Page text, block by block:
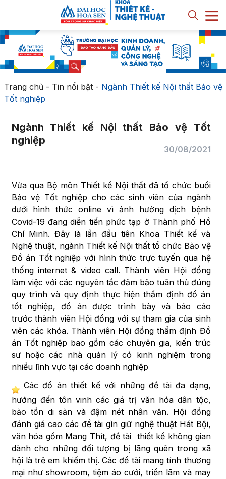
Trang chủ- Tin nổi bật- Ngành Thiết kế Nội thất Bảo vệ
Tốt nghiệp
Ngành Thiết kế Nội thất Bảo vệ Tốt
nghiệp
30/08/2021
Vừa qua Bộ môn Thiết kế Nội thất đã tổ chức buổi
Bảo vệ Tốt nghiệp cho các sinh viên của ngành
dưới hình thức online vì ảnh hưởng dịch bệnh
Covid-19 đang diễn tiến phức tạp ở Thành phố Hồ
Chí Minh. Đây là lần đầu tiên Khoa Thiết kế và
Nghệ thuật, ngành Thiết kế Nội thất tổ chức Bảo vệ
Đồ án Tốt nghiệp với hình thức trực tuyến qua hệ
thống internet & video call. Thành viên Hội đồng
làm việc với các nguyên tắc đảm bảo tuân thủ đúng
quy trình và quy định thực hiện thẩm định đồ án
tốt nghiệp, đồ án được trình bày và báo cáo
trước thành viên Hội đồng với sự tham gia của sinh
viên các khóa. Thành viên Hội đồng thẩm định Đồ
án Tốt nghiệp bao gồm các chuyên gia, kiến trúc
sư hoặc các nhà quản lý có kinh nghiệm trong
nhiều lĩnh vực tại các doanh nghiệp
Các đồ án thiết kế với những đề tài đa dạng,
hướng đến tôn vinh các giá trị văn hóa dân tộc,
bảo tồn di sản và đậm nét nhân văn. Hội đồng
đánh giá cao các đề tài gìn giữ nghệ thuật Hát Bội,
văn hóa gốm Mang Thít, đề tài thiết kế không gian
dành cho những đối tượng bị lãng quên trong xã
hội là trẻ em khiếm thị. Các đề tài mang tính thương
mại như showroom, tiệm áo cưới, triển lãm và may